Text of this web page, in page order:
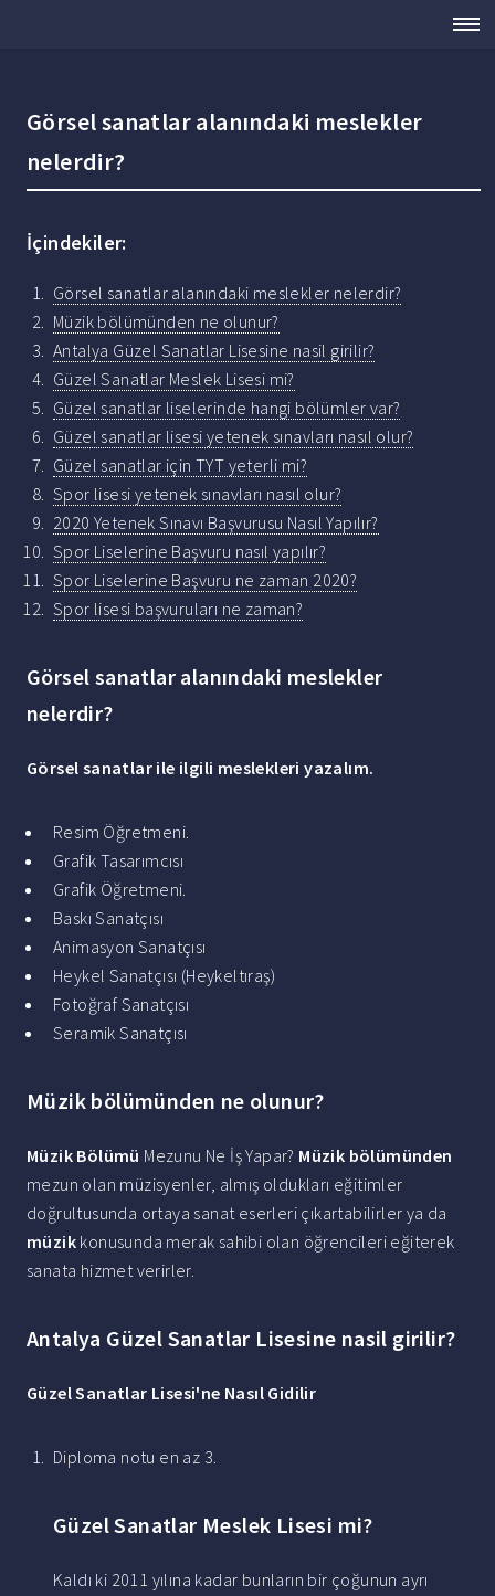
Görsel sanatlar alanındaki meslekler
nelerdir?
İçindekiler:
Görsel sanatlar alanındaki meslekler nelerdir?
Müzik bölümünden ne olunur?
Antalya Güzel Sanatlar Lisesine nasil girilir?
Güzel Sanatlar Meslek Lisesi mi?
Güzel sanatlar liselerinde hangi bölümler var?
Güzel sanatlar lisesi yetenek sınavları nasıl olur?
Güzel sanatlar için TYT yeterli mi?
Spor lisesi yetenek sınavları nasıl olur?
2020 Yetenek Sınavı Başvurusu Nasıl Yapılır?
Spor Liselerine Başvuru nasıl yapılır?
Spor Liselerine Başvuru ne zaman 2020?
Spor lisesi başvuruları ne zaman?
Görsel sanatlar alanındaki meslekler
nelerdir?
Görsel sanatlar ile ilgili meslekleri yazalım.
Resim Öğretmeni.
Grafik Tasarımcısı
Grafik Öğretmeni.
Baskı Sanatçısı
Animasyon Sanatçısı
Heykel Sanatçısı (Heykeltıraş)
Fotoğraf Sanatçısı
Seramik Sanatçısı
Müzik bölümünden ne olunur?
Müzik Bölümü Mezunu Ne İş Yapar? Müzik bölümünden
mezun olan müzisyenler, almış oldukları eğitimler
doğrultusunda ortaya sanat eserleri çıkartabilirler ya da
müzik konusunda merak sahibi olan öğrencileri eğiterek
sanata hizmet verirler.
Antalya Güzel Sanatlar Lisesine nasil girilir?
Güzel Sanatlar Lisesi'ne Nasıl Gidilir
Diploma notu en az 3.
Güzel Sanatlar Meslek Lisesi mi?
Kaldı ki 2011 yılına kadar bunların bir çoğunun ayrı